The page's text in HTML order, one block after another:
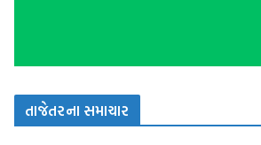
તાજેતરના સમાચાર